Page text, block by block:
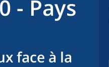
- Pays
face à la